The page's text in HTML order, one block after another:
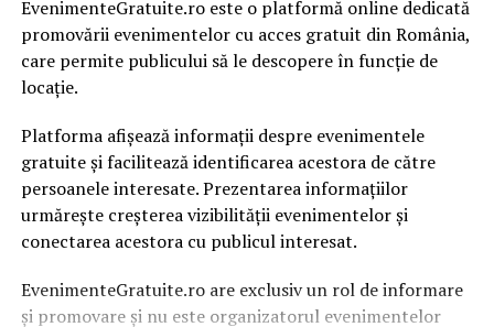
EvenimenteGratuite.ro este o platformă online dedicată
promovării evenimentelor cu acces gratuit din România,
care permite publicului să le descopere în funcție de
locație.
Platforma afișează informații despre evenimentele
gratuite și facilitează identificarea acestora de către
persoanele interesate. Prezentarea informațiilor
urmărește creșterea vizibilității evenimentelor și
conectarea acestora cu publicul interesat.
EvenimenteGratuite.ro are exclusiv un rol de informare
și promovare și nu este organizatorul evenimentelor